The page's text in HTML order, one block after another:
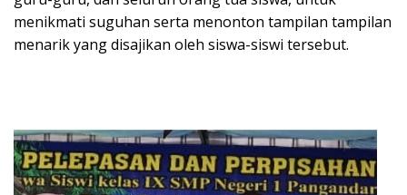
menikmati suguhan serta menonton tampilan tampilan
menarik yang disajikan oleh siswa-siswi tersebut.